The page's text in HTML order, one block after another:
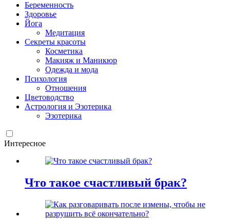
Беременность
Здоровье
Йога
Медитация
Секреты красоты
Косметика
Макияж и Маникюр
Одежда и мода
Психология
Отношения
Цветоводство
Астрология и Эзотерика
Эзотерика
Интересное
Что такое счастливый брак?